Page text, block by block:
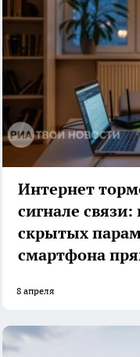
Интернет
сигнале
скрытых
смартфона
8 апреля